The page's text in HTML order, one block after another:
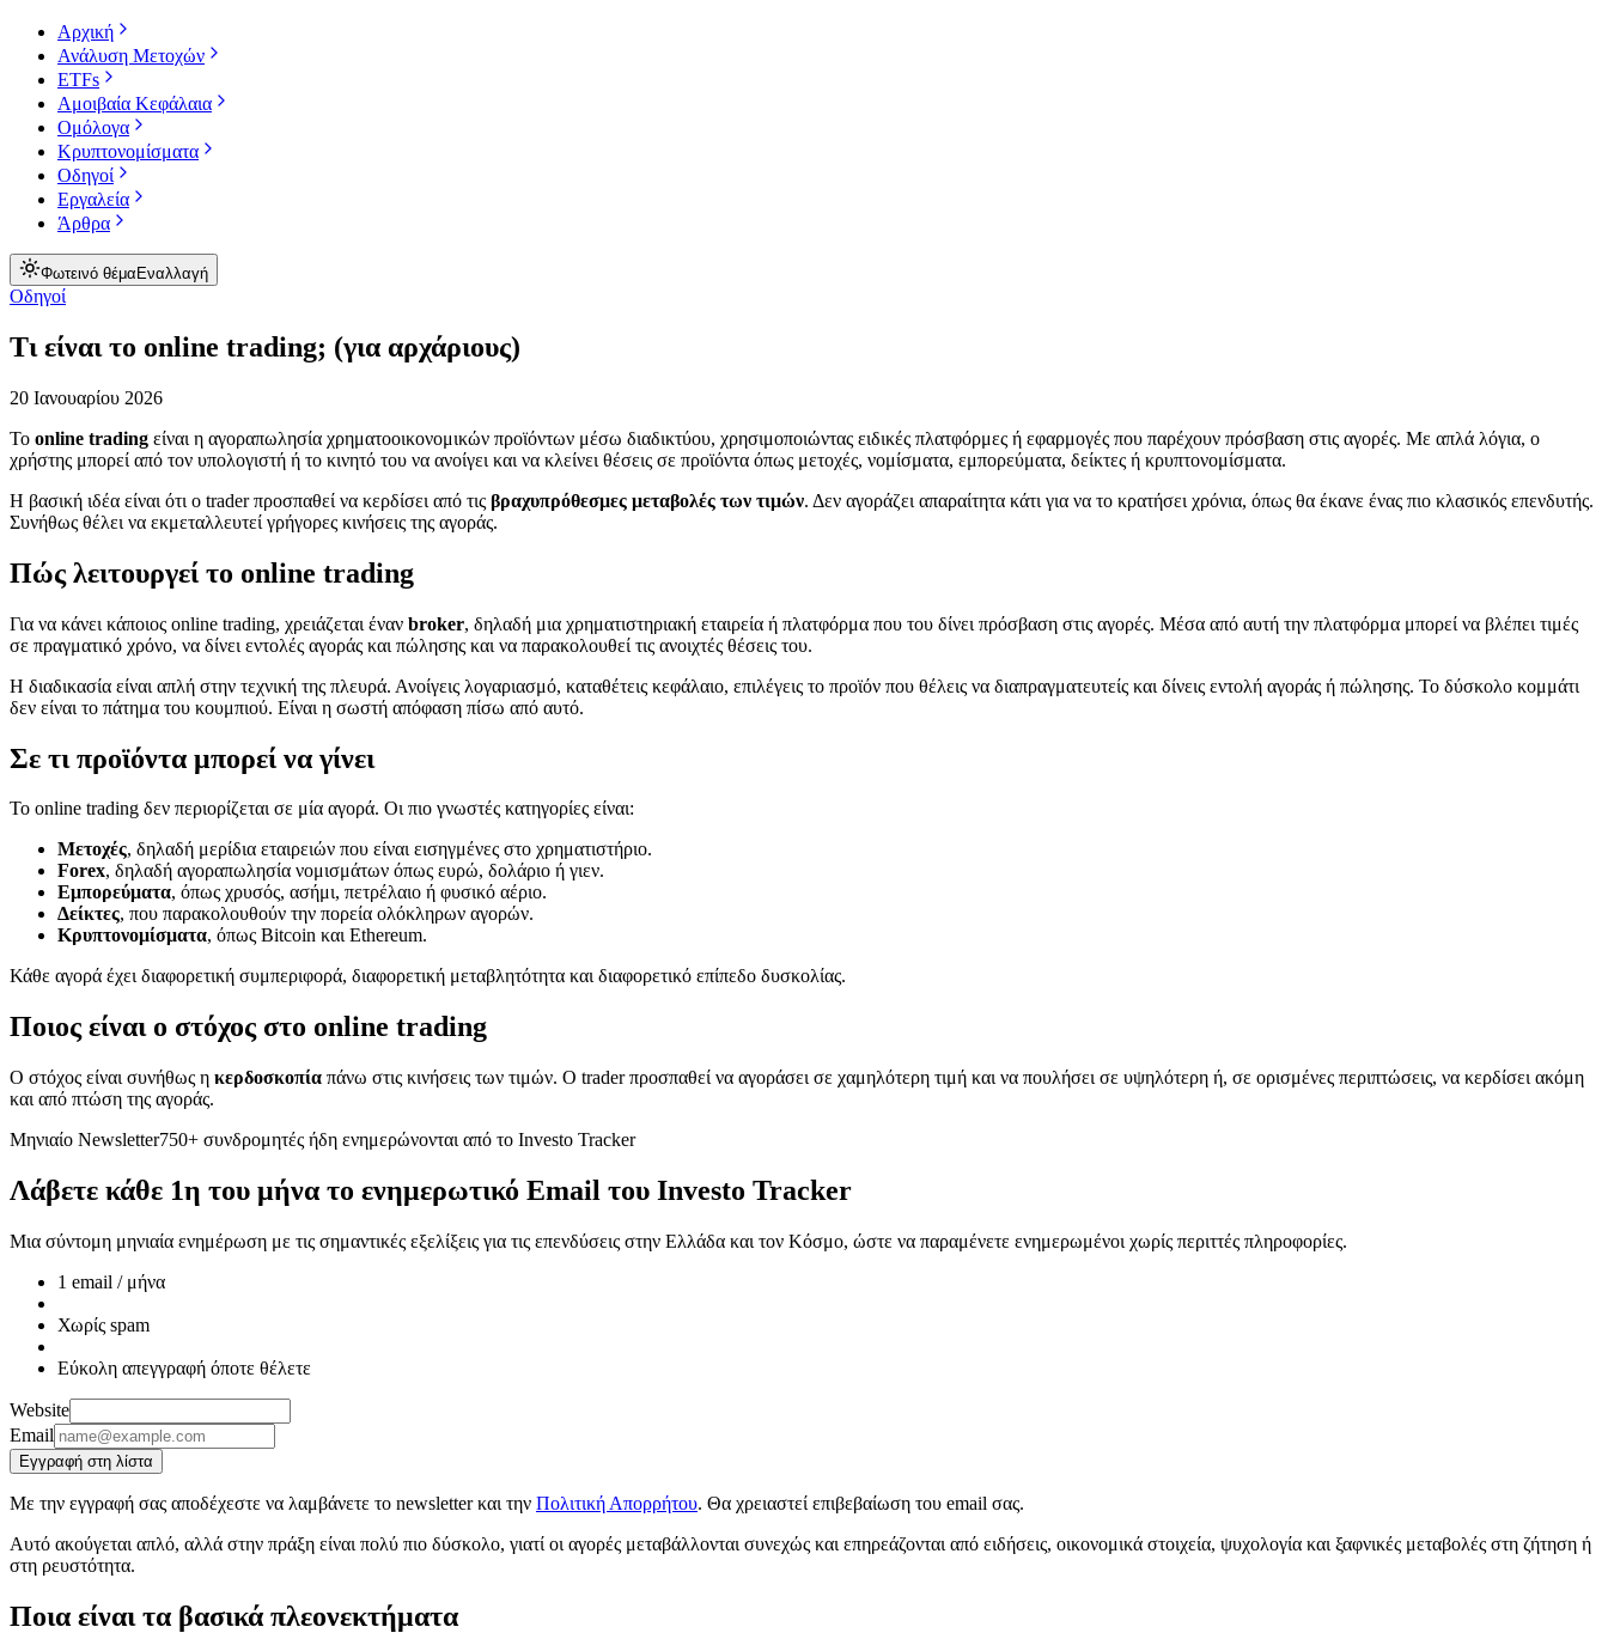
Αρχική
Ανάλυση Μετοχών
ETFs
Αμοιβαία Κεφάλαια
Ομόλογα
Κρυπτονομίσματα
Οδηγοί
Εργαλεία
Άρθρα
Φωτεινό θέμα Εναλλαγή
Οδηγοί
Τι είναι το online trading; (για αρχάριους)
20 Ιανουαρίου 2026
Το online trading είναι η αγοραπωλησία χρηματοοικονομικών προϊόντων μέσω διαδικτύου, χρησιμοποιώντας ειδικές πλατφόρμες ή εφαρμογές που παρέχουν πρόσβαση στις αγορές. Με απλά λόγια, ο
χρήστης μπορεί από τον υπολογιστή ή το κινητό του να ανοίγει και να κλείνει θέσεις σε προϊόντα όπως μετοχές, νομίσματα, εμπορεύματα, δείκτες ή κρυπτονομίσματα.
Η βασική ιδέα είναι ότι ο trader προσπαθεί να κερδίσει από τις βραχυπρόθεσμες μεταβολές των τιμών. Δεν αγοράζει απαραίτητα κάτι για να το κρατήσει χρόνια, όπως θα έκανε ένας πιο κλασικός επενδυτής.
Συνήθως θέλει να εκμεταλλευτεί γρήγορες κινήσεις της αγοράς.
Πώς λειτουργεί το online trading
Για να κάνει κάποιος online trading, χρειάζεται έναν broker, δηλαδή μια χρηματιστηριακή εταιρεία ή πλατφόρμα που του δίνει πρόσβαση στις αγορές. Μέσα από αυτή την πλατφόρμα μπορεί να βλέπει τιμές
σε πραγματικό χρόνο, να δίνει εντολές αγοράς και πώλησης και να παρακολουθεί τις ανοιχτές θέσεις του.
Η διαδικασία είναι απλή στην τεχνική της πλευρά. Ανοίγεις λογαριασμό, καταθέτεις κεφάλαιο, επιλέγεις το προϊόν που θέλεις να διαπραγματευτείς και δίνεις εντολή αγοράς ή πώλησης. Το δύσκολο κομμάτι
δεν είναι το πάτημα του κουμπιού. Είναι η σωστή απόφαση πίσω από αυτό.
Σε τι προϊόντα μπορεί να γίνει
Το online trading δεν περιορίζεται σε μία αγορά. Οι πιο γνωστές κατηγορίες είναι:
Μετοχές, δηλαδή μερίδια εταιρειών που είναι εισηγμένες στο χρηματιστήριο.
Forex, δηλαδή αγοραπωλησία νομισμάτων όπως ευρώ, δολάριο ή γιεν.
Εμπορεύματα, όπως χρυσός, ασήμι, πετρέλαιο ή φυσικό αέριο.
Δείκτες, που παρακολουθούν την πορεία ολόκληρων αγορών.
Κρυπτονομίσματα, όπως Bitcoin και Ethereum.
Κάθε αγορά έχει διαφορετική συμπεριφορά, διαφορετική μεταβλητότητα και διαφορετικό επίπεδο δυσκολίας.
Ποιος είναι ο στόχος στο online trading
Ο στόχος είναι συνήθως η κερδοσκοπία πάνω στις κινήσεις των τιμών. Ο trader προσπαθεί να αγοράσει σε χαμηλότερη τιμή και να πουλήσει σε υψηλότερη ή, σε ορισμένες περιπτώσεις, να κερδίσει ακόμη
και από πτώση της αγοράς.
Μηνιαίο Newsletter750+ συνδρομητές ήδη ενημερώνονται από το Investo Tracker
Λάβετε κάθε 1η του μήνα το ενημερωτικό Email του Investo Tracker
Μια σύντομη μηνιαία ενημέρωση με τις σημαντικές εξελίξεις για τις επενδύσεις στην Ελλάδα και τον Κόσμο, ώστε να παραμένετε ενημερωμένοι χωρίς περιττές πληροφορίες.
1 email / μήνα
Χωρίς spam
Εύκολη απεγγραφή όποτε θέλετε
Website
Email
Εγγραφή στη λίστα
Με την εγγραφή σας αποδέχεστε να λαμβάνετε το newsletter και την Πολιτική Απορρήτου. Θα χρειαστεί επιβεβαίωση του email σας.
Αυτό ακούγεται απλό, αλλά στην πράξη είναι πολύ πιο δύσκολο, γιατί οι αγορές μεταβάλλονται συνεχώς και επηρεάζονται από ειδήσεις, οικονομικά στοιχεία, ψυχολογία και ξαφνικές μεταβολές στη ζήτηση ή
στη ρευστότητα.
Ποια είναι τα βασικά πλεονεκτήματα